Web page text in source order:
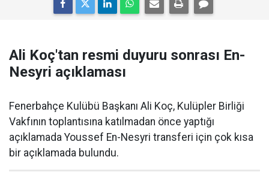
Ali Koç'tan resmi duyuru sonrası En-
Nesyri açıklaması
Fenerbahçe Kulübü Başkanı Ali Koç, Kulüpler Birliği
Vakfının toplantısına katılmadan önce yaptığı
açıklamada Youssef En-Nesyri transferi için çok kısa
bir açıklamada bulundu.